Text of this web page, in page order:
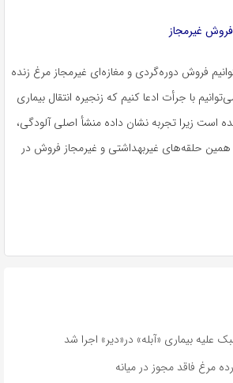
فروش غیرمجاز
فروش دوره‌گردی و مغازه‌ای غیرمجاز مرغ زنده
با جرأت ادعا کنیم که زنجیره انتقال بیماری
است زیرا تجربه نشان داده منشأ اصلی آلودگی،
همین حلقه‌های غیربهداشتی و غیرمجاز فروش در
علیه بیماری «آبله» در«دیر» اجرا شد